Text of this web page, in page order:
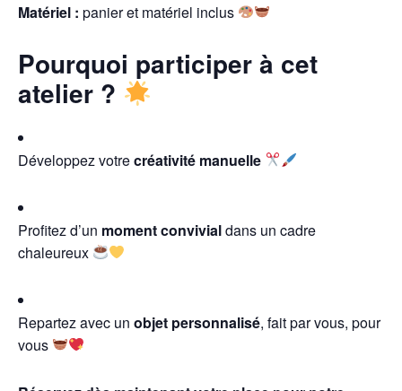
Matériel : panier et matériel inclus
Pourquoi participer à cet
atelier ?
Développez votrecréativité manuelle
Profitez d’un moment convivialdans un cadre
chaleureux
Repartez avec un objet personnalisé, fait par vous, pour
vous